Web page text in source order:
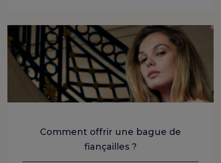
Comment offrir une bague de
fiançailles ?